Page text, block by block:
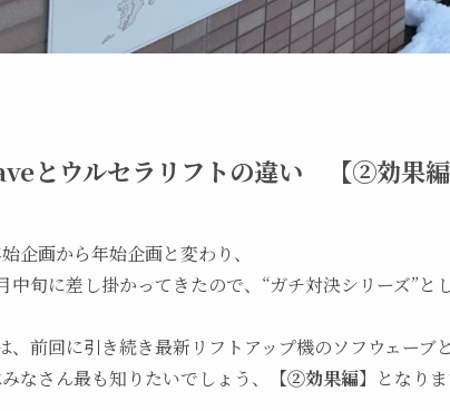
とウルセラリフトの違い 【②効果編
企画から年始企画と変わり、
中旬に差し掛かってきたので、“ガチ対決シリーズ”と
、前回に引き続き最新リフトアップ機のソフウェー
なさん最も知りたいでしょう、
【②効果編】 となりま